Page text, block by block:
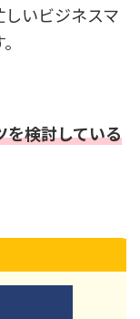
いビジネスマ
を検討している